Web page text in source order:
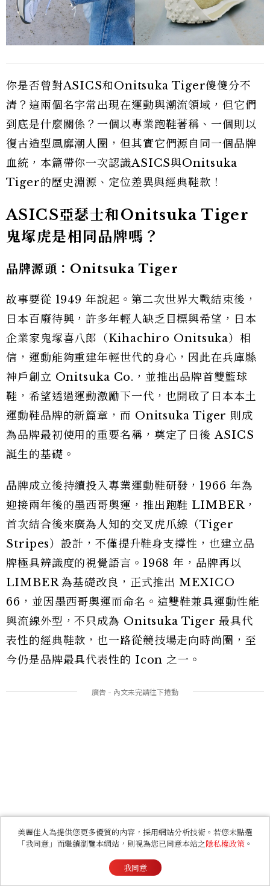
你是否曾對ASICS和Onitsuka Tiger傻傻分不
清？這兩個名字常出現在運動與潮流領域，但它們
到底是什麼關係？一個以專業跑鞋著稱、一個則以
復古造型風靡潮人圈，但其實它們源自同一個品牌
血統，本篇帶你一次認識ASICS與Onitsuka
Tiger的歷史淵源、定位差異與經典鞋款！
ASICS亞瑟士和Onitsuka Tiger
鬼塚虎是相同品牌嗎？
品牌源頭：Onitsuka Tiger
故事要從 1949 年說起。第二次世界大戰結束後，
日本百廢待興，許多年輕人缺乏目標與希望，日本
企業家鬼塚喜八郎（Kihachiro Onitsuka）相
信，運動能夠重建年輕世代的身心，因此在兵庫縣
神戶創立 Onitsuka Co.，並推出品牌首雙籃球
鞋，希望透過運動激勵下一代，也開啟了日本本土
運動鞋品牌的新篇章，而 Onitsuka Tiger 則成
為品牌最初使用的重要名稱，奠定了日後 ASICS
誕生的基礎。
品牌成立後持續投入專業運動鞋研發，1966 年為
迎接兩年後的墨西哥奧運，推出跑鞋 LIMBER，
首次結合後來廣為人知的交叉虎爪線（Tiger
Stripes）設計，不僅提升鞋身支撐性，也建立品
牌極具辨識度的視覺語言。1968 年，品牌再以
LIMBER 為基礎改良，正式推出 MEXICO
66，並因墨西哥奧運而命名。這雙鞋兼具運動性能
與流線外型，不只成為 Onitsuka Tiger 最具代
表性的經典鞋款，也一路從競技場走向時尚圈，至
今仍是品牌最具代表性的 Icon 之一。
美麗佳人為提供您更多優質的內容，採用網站分析技術。若您未點選
「我同意」而繼續瀏覽本網站，則視為您已同意本站之隱私權政策 。
我同意